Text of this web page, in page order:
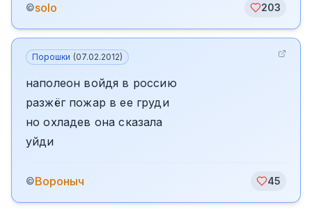
©solo 203
Порошки (07.02.2012)
наполеон войдя в россию
разжёг пожар в ее груди
но охладев она сказала
уйди
©Вороныч 45